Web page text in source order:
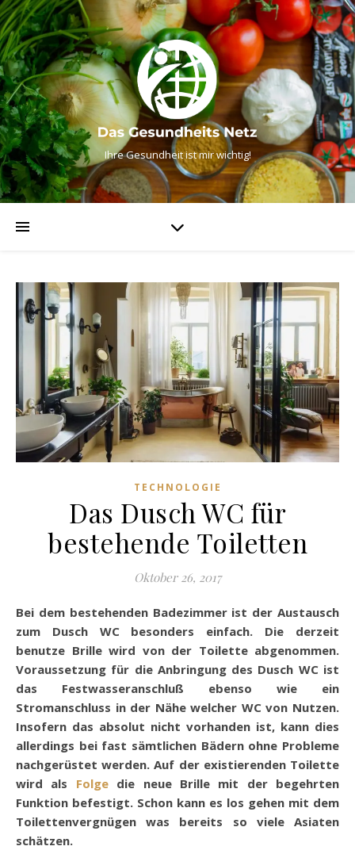
Ihre Gesundheit ist mir wichtig!
TECHNOLOGIE
Das Dusch WC für
bestehende Toiletten
Oktober 26, 2017
Bei dem bestehenden Badezimmer ist der Austausch
zum Dusch WC besonders einfach. Die derzeit
benutze Brille wird von der Toilette abgenommen.
Voraussetzung für die Anbringung des Dusch WC ist
das Festwasseranschluß ebenso wie ein
Stromanschluss in der Nähe welcher WC von Nutzen.
Insofern das absolut nicht vorhanden ist, kann dies
allerdings bei fast sämtlichen Bädern ohne Probleme
nachgerüstet werden. Auf der existierenden Toilette
wird als Folgedie neue Brille mit der begehrten
Funktion befestigt. Schon kann es los gehen mit dem
Toilettenvergnügen was bereits so viele Asiaten
schätzen.